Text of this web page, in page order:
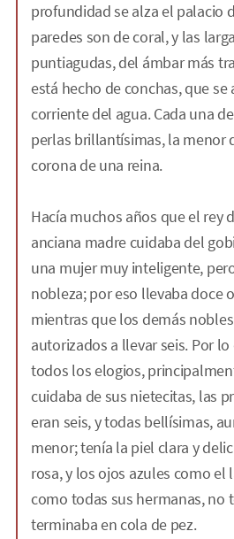
profundidad se alza el palacio
paredes son de coral, y las
puntiagudas, del ámbar más
está hecho de conchas, que se
corriente del agua. Cada una
perlas brillantísimas, la menor
corona de una reina.
Hacía muchos años que el rey
anciana madre cuidaba del
una mujer muy inteligente,
nobleza; por eso llevaba doce
mientras que los demás
autorizados a llevar seis. Por
todos los elogios,
cuidaba de sus nietecitas, las
eran seis, y todas bellísimas,
menor; tenía la piel clara y
rosa, y los ojos azules como
como todas sus hermanas, no
terminaba en cola de pez.